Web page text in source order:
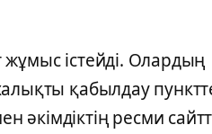
істейді. Олардың
қабылдау
ресми